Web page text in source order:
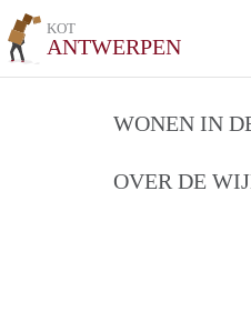
KOT
ANTWERPEN
WONEN IN
OVER DE